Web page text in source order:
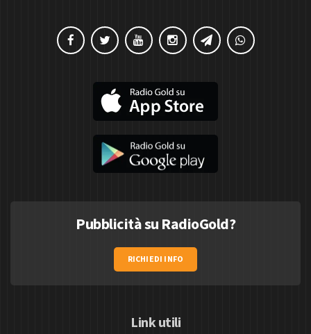
Pubblicità su RadioGold?
RICHIEDI INFO
Link utili